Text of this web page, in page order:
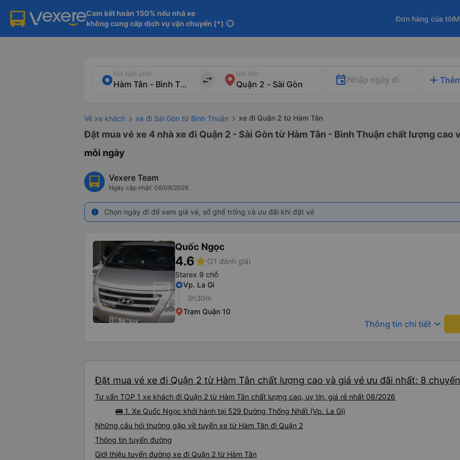
Cam kết hoàn 150% nếu nhà xe
không cung cấp dịch vụ vận chuyển (*) info
Đơn hàng của tôi
Nơi xuất phát
import_export
Nơi đến
Nhập ngày đi add
Vé xe khách xe đi Sài Gòn từ Bình Thuận xe đi Quận 2 từ Hàm Tân
Đặt mua vé xe 4 nhà xe đi Quận 2 - Sài Gòn từ Hàm Tân - Bình Thuận chất lượng cao
mỗi ngày
Vexere Team
Ngày cập nhật: 06/08/2026
info Chọn ngày đi để xem giá vé, số ghế trống và ưu đãi khi đặt vé
Quốc Ngọc
4.6star (21 đánh giá)
Starex 9 chỗ
Vp. La Gi
3h30m
Trạm Quận 10
Thông tin chi tiết keyboard_arrow_down
Đặt mua vé xe đi Quận 2 từ Hàm Tân chất lượng cao và giá vé ưu đãi nhất: 8 chuyến
Tư vấn TOP 1 xe khách đi Quận 2 từ Hàm Tân chất lượng cao, uy tín, giá rẻ nhất 08/2026
🚌 1. Xe Quốc Ngọc khởi hành tại 529 Đường Thống Nhất (Vp. La Gi)
Những câu hỏi thường gặp về tuyến xe từ Hàm Tân đi Quận 2
Thông tin tuyến đường
Giới thiệu tuyến đường xe đi Quận 2 từ Hàm Tân